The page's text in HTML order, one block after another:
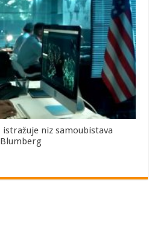
niz samoubistava